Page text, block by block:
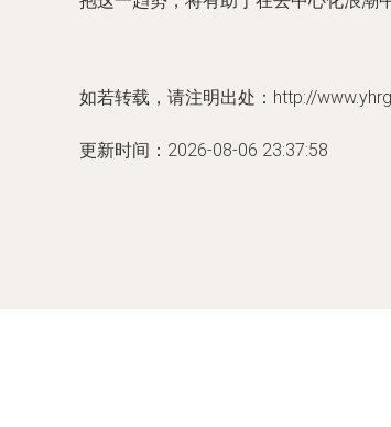
如若转载，请注明出处：http://
更新时间：2026-08-06 23:37:58